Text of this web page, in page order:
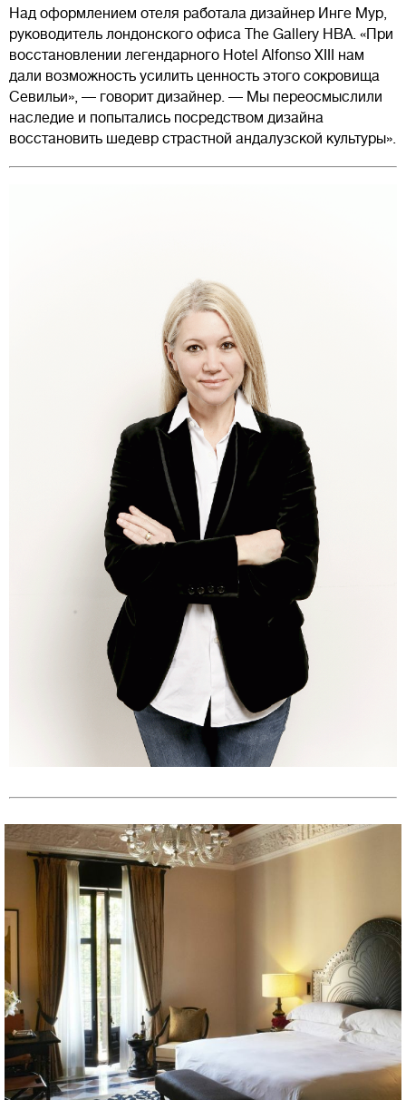
Над оформлением отеля работала дизайнер Инге Мур,
руководитель лондонского офиса The Gallery НВА. «При
восстановлении легендарного Hotel Alfonso XIII нам
дали возможность усилить ценность этого сокровища
Севильи», — говорит дизайнер. — Мы переосмыслили
наследие и попытались посредством дизайна
восстановить шедевр страстной андалузской культуры».